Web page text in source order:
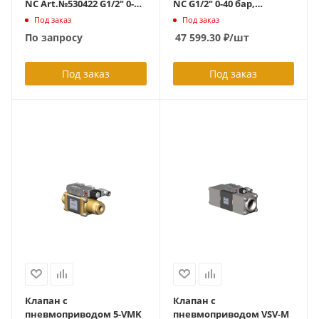
NC Art.№530422 G1/2" 0-40
бар, пневматический
эмульсия,, латунь, без
подключения,
монтажные
Под заказ
По запросу
Под заказ
NC G1/2" 0-40 бар,
нефтяной газ, NAMUR
интерфейс,
оцинкованная сталь,
уплотнения, 2/2
НЗ,ID400691
Под заказ
47 599.30₽/шт
Под заказ
Клапан с
пневмоприводом 5-VMK
Клапан с
пневмоприводом VSV-M